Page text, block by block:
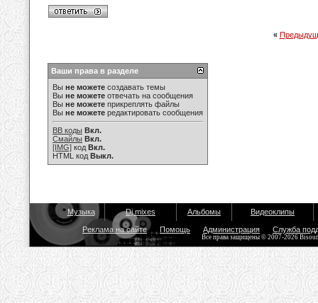
«
Ваши права в разделе
Вы не можете создавать темы
Вы не можете отвечать на сообщения
Вы не можете прикреплять файлы
Вы не можете редактировать сообщения
BB коды Вкл.
Смайлы Вкл.
[IMG] код Вкл.
HTML код Выкл.
Музыка Dj mixes Альбомы Видеоклипы
Реклама на сайте Помощь Администрация Служба
Все права защищены © 2007-2026